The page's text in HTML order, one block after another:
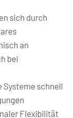
sich durch
an
bei
Systeme schnell
Flexibilität